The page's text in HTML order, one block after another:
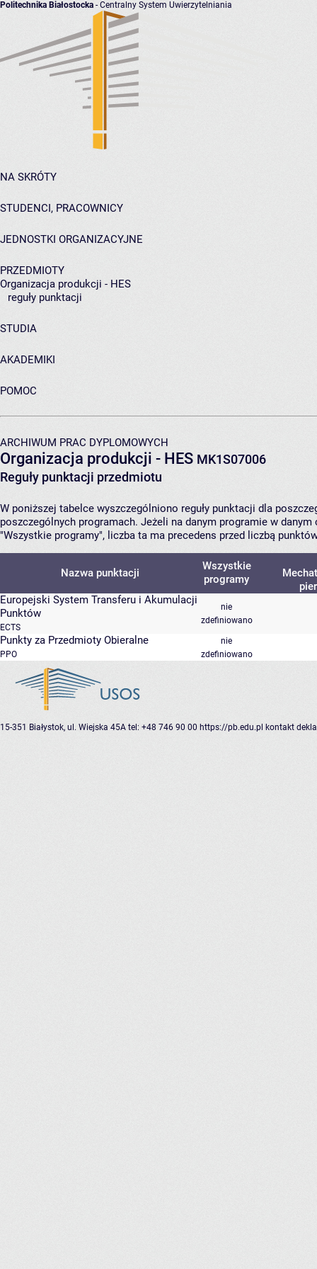
Politechnika Białostocka - Centralny System Uwierzytelniania
NA SKRÓTY
STUDENCI, PRACOWNICY
JEDNOSTKI ORGANIZACYJNE
PRZEDMIOTY
Organizacja produkcji - HES
reguły punktacji
STUDIA
AKADEMIKI
POMOC
ARCHIWUM PRAC DYPLOMOWYCH
Organizacja produkcji - HES MK1S07006
Reguły punktacji przedmiotu
W poniższej tabelce wyszczególniono reguły punktacji dla
poszczególnych programach. Jeżeli na danym programie w
"Wszystkie programy", liczba ta ma precedens przed liczbą
Nazwa punktacji
Wszystkie
programy
Europejski System Transferu i Akumulacji
Punktów
ECTS
nie
zdefiniowano
Punkty za Przedmioty Obieralne
PPO
nie
zdefiniowano
15-351 Białystok, ul. Wiejska 45A tel: +48 746 90 00 https://pb.edu.pl kontakt